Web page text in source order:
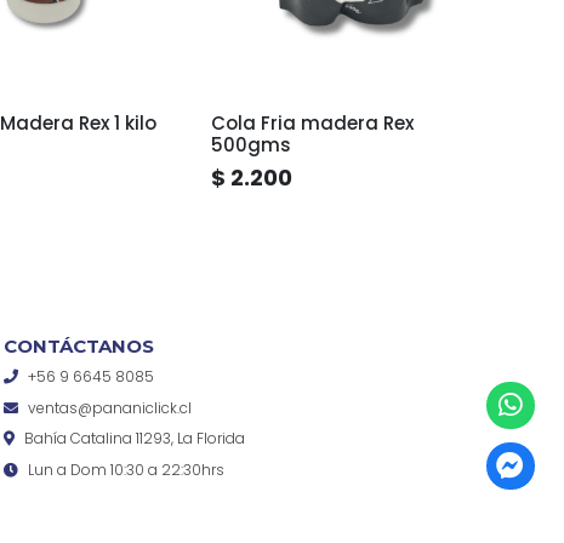
Rex 1 kilo
Cola Fria madera Rex
500gms
$ 2.200
CONTÁCTANOS
+56 9 6645 8085
ventas@pananiclick.cl
Bahía Catalina 11293, La Florida
Lun a Dom 10:30 a 22:30hrs